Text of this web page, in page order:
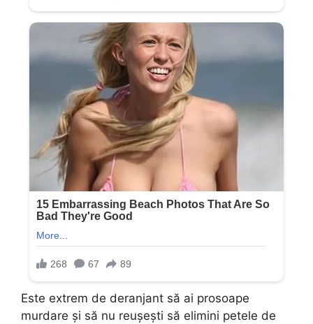
Este extrem de deranjant să ai prosoape
murdare și să nu reușești să elimini petele de